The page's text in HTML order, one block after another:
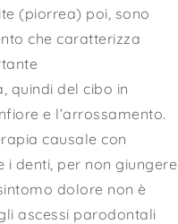
(piorrea) poi, sono
che caratterizza
quindi del cibo in
e l’arrossamento.
causale con
i denti, per non giungere
dolore non è
ascessi parodontali